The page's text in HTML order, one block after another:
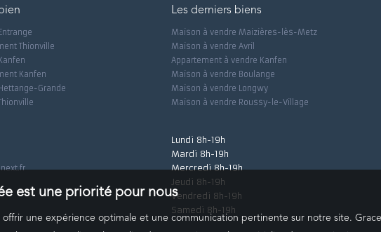
Thionville
Kanfen
Grande
Les derniers biens
Maison à vendre Maizières-lès-Metz
Maison à vendre Avril
Appartement à vendre Kanfen
Maison à vendre Boulange
Maison à vendre Longwy
Maison à vendre Roussy-le-Village
Lundi 8h-19h
Mardi 8h-19h
Mercredi 8h-19h
Jeudi 8h-19h
Vendredi 8h-19h
Samedi 8h-19h
est une priorité pour nous
offrir une expérience optimale et une communication pertinente sur notre site.